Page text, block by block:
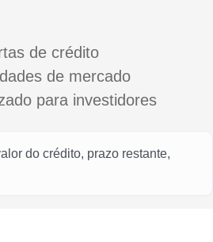
de crédito
de mercado
para investidores
do crédito, prazo restante,